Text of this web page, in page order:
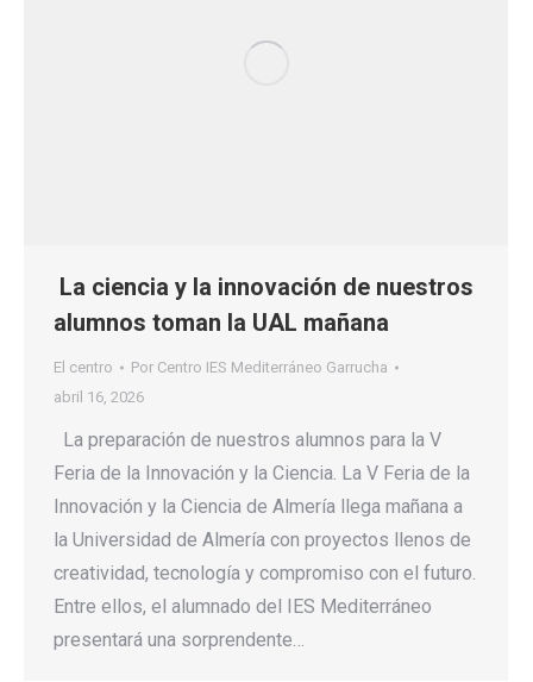
La ciencia y la innovación de nuestros
alumnos toman la UAL mañana
El centro Por Centro IES Mediterráneo Garrucha
abril 16, 2026
La preparación de nuestros alumnos para la V
Feria de la Innovación y la Ciencia. La V Feria de la
Innovación y la Ciencia de Almería llega mañana a
la Universidad de Almería con proyectos llenos de
creatividad, tecnología y compromiso con el futuro.
Entre ellos, el alumnado del IES Mediterráneo
presentará una sorprendente…